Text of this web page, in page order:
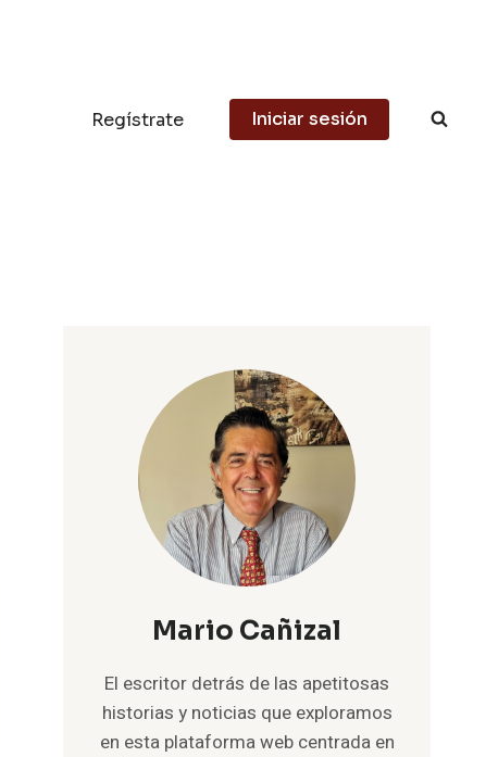
Regístrate Iniciar sesión
Mario Cañizal
El escritor detrás de las apetitosas
historias y noticias que exploramos
en esta plataforma web centrada en